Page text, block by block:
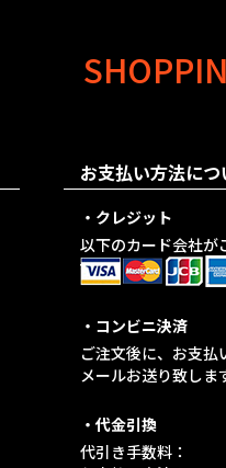
お支払い方法につ
・クレジット
以下のカード会社が
・コンビニ決済
ご注文後に、お支払
メールお送り致しま
・代金引換
代引き手数料：